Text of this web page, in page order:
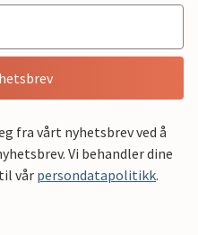
fra vårt nyhetsbrev ved å
Vi behandler dine
vår persondatapolitikk.